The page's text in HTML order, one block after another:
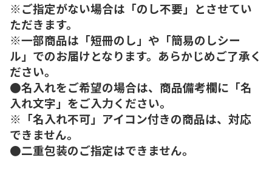
※ご指定がない場合は「のし不要」とさせてい
ただきます。
※一部商品は「短冊のし」や「簡易のしシー
ル」でのお届けとなります。あらかじめご了承く
ださい。
●名入れをご希望の場合は、商品備考欄に「名
入れ文字」をご入力ください。
※「名入れ不可」アイコン付きの商品は、対応
できません。
●二重包装のご指定はできません。